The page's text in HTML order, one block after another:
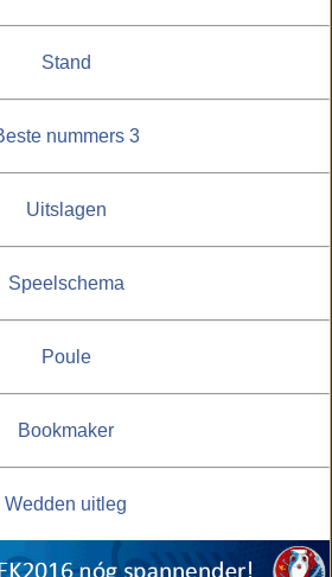
Stand
nummers 3
Uitslagen
Speelschema
Poule
Bookmaker
Wedden uitleg